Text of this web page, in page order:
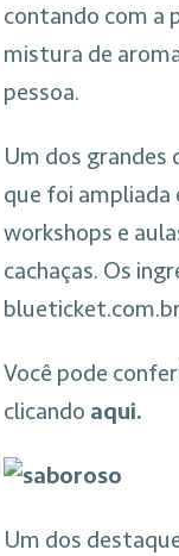
contando com a
mistura de
pessoa.
Um dos grandes
que foi ampliada
workshops e
cachaças. Os
Você pode
clicando aqui.
Um dos